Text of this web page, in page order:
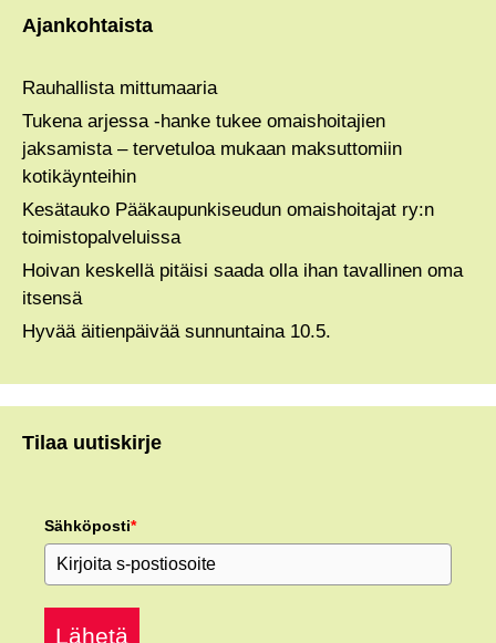
Ajankohtaista
Rauhallista mittumaaria
Tukena arjessa -hanke tukee omaishoitajien
jaksamista – tervetuloa mukaan maksuttomiin
kotikäynteihin
Kesätauko Pääkaupunkiseudun omaishoitajat ry:n
toimistopalveluissa
Hoivan keskellä pitäisi saada olla ihan tavallinen oma
itsensä
Hyvää äitienpäivää sunnuntaina 10.5.
Tilaa uutiskirje
Sähköposti*
Lähetä